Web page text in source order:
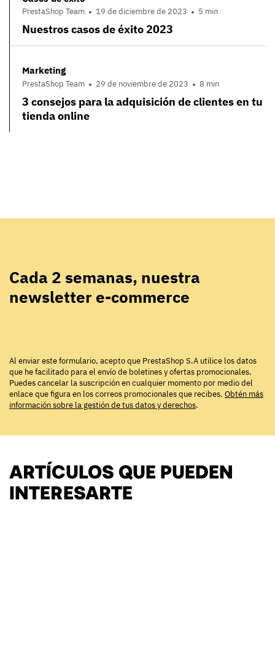
PrestaShop Team 19 de diciembre de 2023 5 min
Nuestros casos de éxito 2023
Marketing
PrestaShop Team 29 de noviembre de 2023 8 min
3 consejos para la adquisición de clientes en tu
tienda online
Cada 2 semanas, nuestra
newsletter e-commerce
Al enviar este formulario, acepto que PrestaShop S.A utilice los datos
que he facilitado para el envío de boletines y ofertas promocionales.
Puedes cancelar la suscripción en cualquier momento por medio del
enlace que figura en los correos promocionales que recibes. Obtén más
información sobre la gestión de tus datos y derechos.
ARTÍCULOS QUE PUEDEN
INTERESARTE